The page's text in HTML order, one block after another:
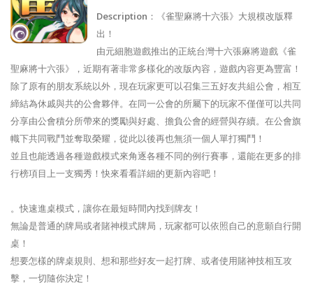
Description ：《雀聖麻將十六張》大規模改版釋
出！
由元細胞遊戲推出的正統台灣十六張麻將遊戲《雀
聖麻將十六張》，近期有著非常多樣化的改版內容，遊戲內容更為豐富！
除了原有的朋友系統以外，現在玩家更可以召集三五好友共組公會，相互
締結為休戚與共的公會夥伴。在同一公會的所屬下的玩家不僅僅可以共同
分享由公會積分所帶來的獎勵與好處、擔負公會的經營與存續。在公會旗
幟下共同戰鬥並奪取榮耀，從此以後再也無須一個人單打獨鬥！
並且也能透過各種遊戲模式來角逐各種不同的例行賽事，還能在更多的排
行榜項目上一支獨秀！快來看看詳細的更新內容吧！
。快速進桌模式，讓你在最短時間內找到牌友！
無論是普通的牌局或者賭神模式牌局，玩家都可以依照自己的意願自行開
桌！
想要怎樣的牌桌規則、想和那些好友一起打牌、或者使用賭神技相互攻
擊，一切隨你決定！